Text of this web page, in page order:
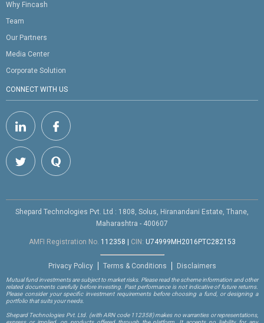
Why Fincash
Team
Our Partners
Media Center
Corporate Solution
CONNECT WITH US
Shepard Technologies Pvt. Ltd : 1808, Solus, Hiranandani Estate, Thane,
Maharashtra - 400607
AMFI Registration No. 112358 CIN: U74999MH2016PTC282153
Privacy Policy Terms & Conditions Disclaimers
Mutual fund investments are subject to market risks. Please read the scheme information and other
related documents carefully before investing. Past performance is not indicative of future returns.
Please consider your specific investment requirements before choosing a fund, or designing a
portfolio that suits your needs.
Shepard Technologies Pvt. Ltd. (with ARN code 112358)makes no warranties or representations,